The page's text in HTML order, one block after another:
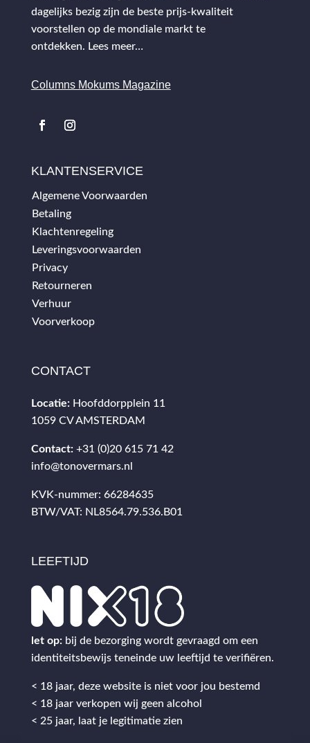
dagelijks bezig zijn de beste prijs-kwaliteit
voorstellen op de mondiale markt te
ontdekken. Lees meer…
Columns Mokums Magazine
KLANTENSERVICE
Algemene Voorwaarden
Betaling
Klachtenregeling
Leveringsvoorwaarden
Privacy
Retourneren
Verhuur
Voorverkoop
CONTACT
Locatie: Hoofddorpplein 11
1059 CV AMSTERDAM
Contact: +31 (0)20 615 71 42
info@tonovermars.nl
KVK-nummer: 66284635
BTW/VAT: NL8564.79.536.B01
LEEFTIJD
let op: bij de bezorging wordt gevraagd om een
identiteitsbewijs teneinde uw leeftijd te verifiëren.
< 18 jaar, deze website is niet voor jou bestemd
< 18 jaar verkopen wij geen alcohol
< 25 jaar, laat je legitimatie zien